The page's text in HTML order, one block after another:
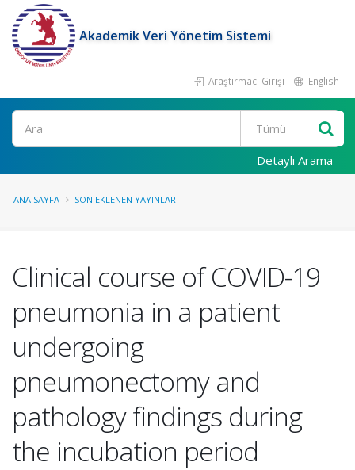
Akademik Veri Yönetim Sistemi
Araştırmacı Girişi English
Ara
Detaylı Arama
ANA SAYFA SON EKLENEN YAYINLAR
Clinical course of COVID-19
pneumonia in a patient
undergoing
pneumonectomy and
pathology findings during
the incubation period